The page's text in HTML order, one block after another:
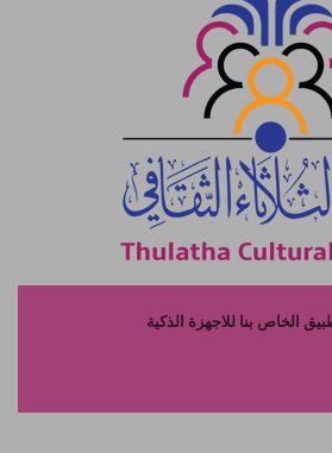
الخاص بنا للاجهزة الذكية